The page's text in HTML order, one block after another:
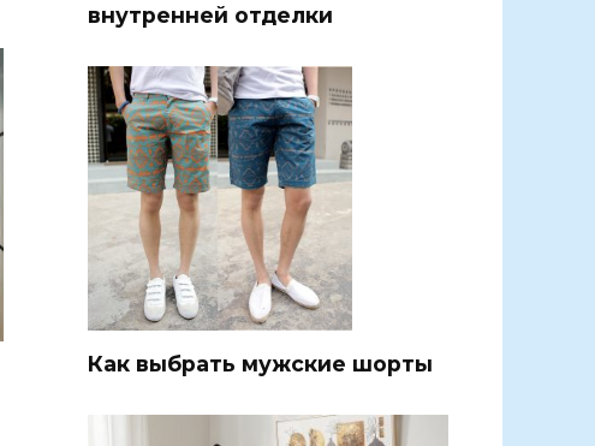
внутренней отделки
Как выбрать мужские шорты